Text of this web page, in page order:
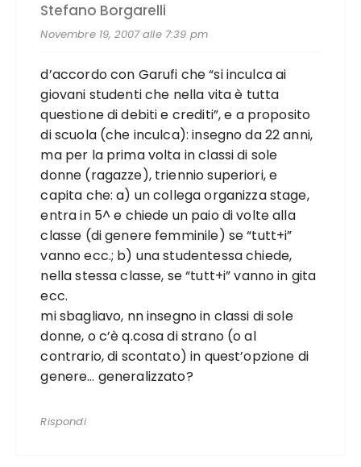
Stefano Borgarelli
Novembre 19, 2007 alle 7:39 pm
d’accordo con Garufi che “si inculca ai
giovani studenti che nella vita è tutta
questione di debiti e crediti”, e a proposito
di scuola (che inculca): insegno da 22 anni,
ma per la prima volta in classi di sole
donne (ragazze), triennio superiori, e
capita che: a) un collega organizza stage,
entra in 5^ e chiede un paio di volte alla
classe (di genere femminile) se “tutt+i”
vanno ecc.; b) una studentessa chiede,
nella stessa classe, se “tutt+i” vanno in gita
ecc.
mi sbagliavo, nn insegno in classi di sole
donne, o c’è q.cosa di strano (o al
contrario, di scontato) in quest’opzione di
genere… generalizzato?
Rispondi